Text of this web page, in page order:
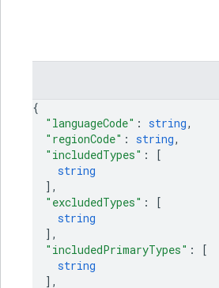
{
"languageCode" : string,
"regionCode" : string,
"includedTypes" :
[
string
] ,
"excludedTypes" :
[
string
] ,
"includedPrimaryTypes" :
[
string
] ,